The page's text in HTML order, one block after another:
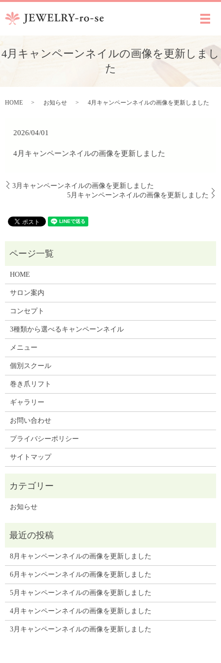
メ
4月キャンペーンネイルの画像を更新しまし
た
HOME お知らせ 4月キャンペーンネイルの画像を更新しました
2026/04/01
4月キャンペーンネイルの画像を更新しました
3月キャンペーンネイルの画像を更新しました
5月キャンペーンネイルの画像を更新しました
HOME
サロン案内
コンセプト
3種類から選べるキャンペーンネイル
メニュー
個別スクール
巻き爪リフト
ギャラリー
お問い合わせ
プライバシーポリシー
サイトマップ
お知らせ
8月キャンペーンネイルの画像を更新しました
6月キャンペーンネイルの画像を更新しました
5月キャンペーンネイルの画像を更新しました
4月キャンペーンネイルの画像を更新しました
3月キャンペーンネイルの画像を更新しました